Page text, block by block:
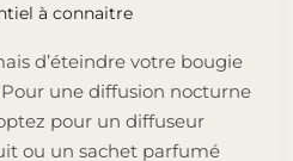
à connaitre
d’éteindre votre bougie
une diffusion nocturne
pour un diffuseur
ou un sachet parfumé